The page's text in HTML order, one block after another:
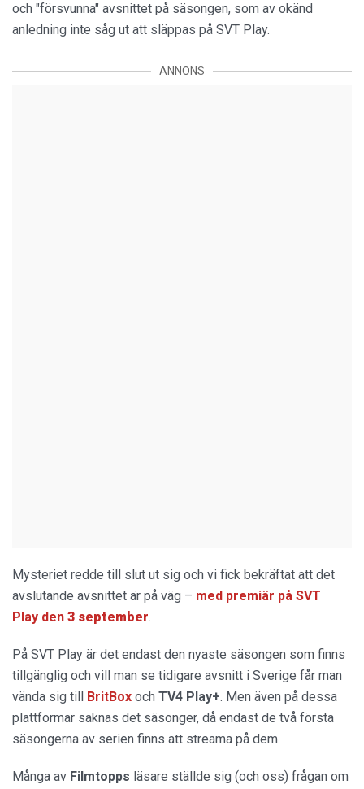
och "försvunna" avsnittet på säsongen, som av okänd
anledning inte såg ut att släppas på SVT Play.
ANNONS
Mysteriet redde till slut ut sig och vi fick bekräftat att det
avslutande avsnittet är på väg – med premiär på SVT
Play den 3 september.
På SVT Play är det endast den nyaste säsongen som finns
tillgänglig och vill man se tidigare avsnitt i Sverige får man
vända sig till BritBox och TV4 Play+. Men även på dessa
plattformar saknas det säsonger, då endast de två första
säsongerna av serien finns att streama på dem.
Många av Filmtopps läsare ställde sig (och oss) frågan om